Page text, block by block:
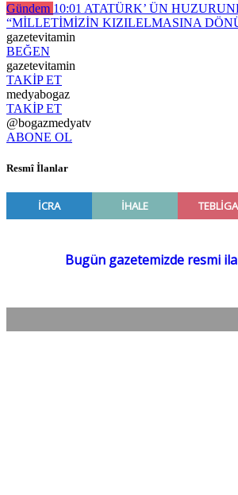
Gündem 10:01 ATATÜRK’ ÜN
“MİLLETİMİZİN KIZILELMASINA
gazetevitamin
BEĞEN
gazetevitamin
TAKİP ET
medyabogaz
TAKİP ET
@bogazmedyatv
ABONE OL
Resmî İlanlar